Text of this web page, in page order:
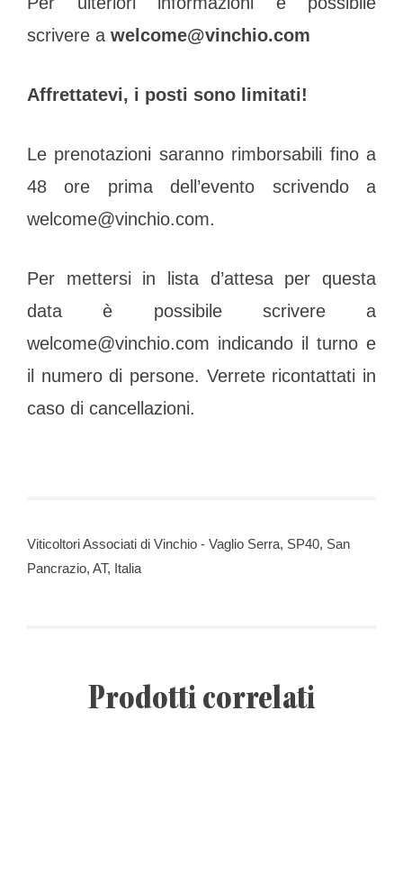
scrivere a welcome@vinchio.com
Affrettatevi, i posti sono limitati!
Le prenotazioni saranno rimborsabili fino a
48 ore prima dell’evento scrivendo a
welcome@vinchio.com.
Per mettersi in lista d’attesa per questa
data è possibile scrivere a
welcome@vinchio.com indicando il turno e
il numero di persone. Verrete ricontattati in
caso di cancellazioni.
Viticoltori Associati di Vinchio - Vaglio Serra, SP40, San
Pancrazio, AT, Italia
Prodotti correlati